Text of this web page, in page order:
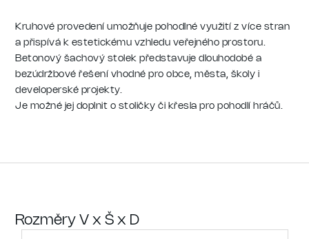
Kruhové provedení umožňuje pohodlné využití z více stran
a přispívá k estetickému vzhledu veřejného prostoru.
Betonový šachový stolek představuje dlouhodobé a
bezúdržbové řešení vhodné pro obce, města, školy i
developerské projekty.
Je možné jej doplnit o stoličky či křesla pro pohodlí hráčů.
Rozměry V x Š x D